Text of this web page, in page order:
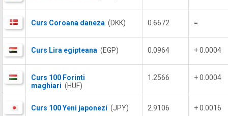
Curs Coroana daneza (DKK) 0.6672 =
Curs Lira egipteana (EGP) 0.0964 + 0.0004
Curs 100 Forinti
maghiari (HUF)
1.2566 + 0.0004
Curs 100 Yeni japonezi (JPY) 2.9106 + 0.0016